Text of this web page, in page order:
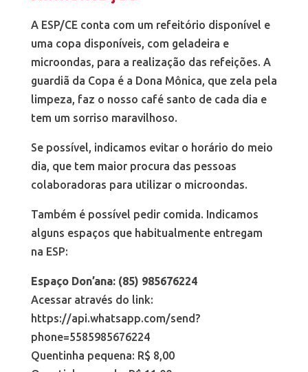
A ESP/CE conta com um refeitório disponível e
uma copa disponíveis, com geladeira e
microondas, para a realização das refeições. A
guardiã da Copa é a Dona Mônica, que zela pela
limpeza, faz o nosso café santo de cada dia e
tem um sorriso maravilhoso.
Se possível, indicamos evitar o horário do meio
dia, que tem maior procura das pessoas
colaboradoras para utilizar o microondas.
Também é possível pedir comida. Indicamos
alguns espaços que habitualmente entregam
na ESP:
Espaço Don’ana: (85) 985676224
Acessar através do link:
https://api.whatsapp.com/send?
phone=5585985676224
Quentinha pequena: R$ 8,00